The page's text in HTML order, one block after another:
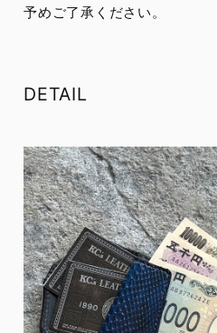
予めご了承ください。
DETAIL